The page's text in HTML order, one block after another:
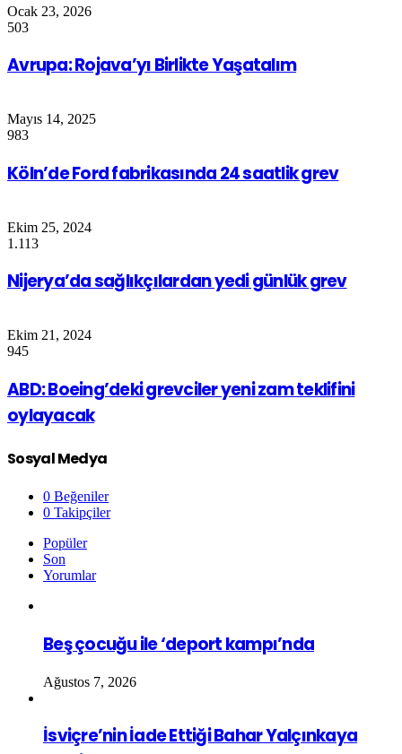
Ocak 23, 2026
503
Avrupa: Rojava’yı Birlikte Yaşatalım
Mayıs 14, 2025
983
Köln’de Ford fabrikasında 24 saatlik grev
Ekim 25, 2024
1.113
Nijerya’da sağlıkçılardan yedi günlük grev
Ekim 21, 2024
945
ABD: Boeing’deki grevciler yeni zam teklifini
oylayacak
Sosyal Medya
0 Beğeniler
0 Takipçiler
Popüler
Son
Yorumlar
Beş çocuğu ile ‘deport kampı’nda
Ağustos 7, 2026
İsviçre’nin İade Ettiği Bahar Yalçınkaya